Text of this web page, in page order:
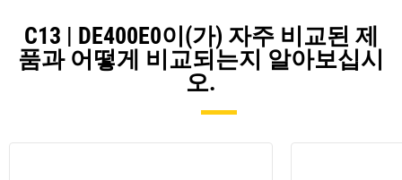
C13 | DE400E0이(가) 자주 비교된 제
품과 어떻게 비교되는지 알아보십시
오.